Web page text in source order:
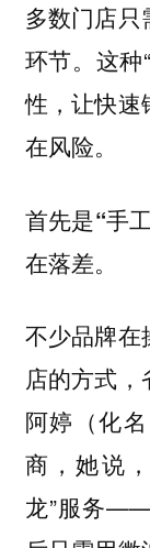
多数门店只
环节。这种
性，让快速
在风险。
首先是“手
在落差。
不少品牌在
店的方式，
阿婷（化
商，她说
龙”服务——